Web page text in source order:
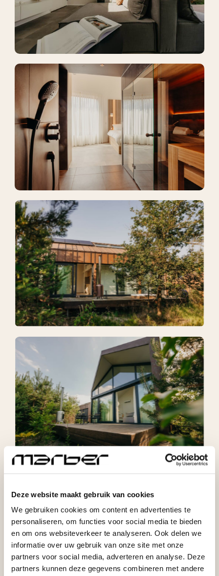
Deze website maakt gebruik van cookies
We gebruiken cookies om content en advertenties te
personaliseren, om functies voor social media te bieden
en om ons websiteverkeer te analyseren. Ook delen we
informatie over uw gebruik van onze site met onze
partners voor social media, adverteren en analyse. Deze
partners kunnen deze gegevens combineren met andere